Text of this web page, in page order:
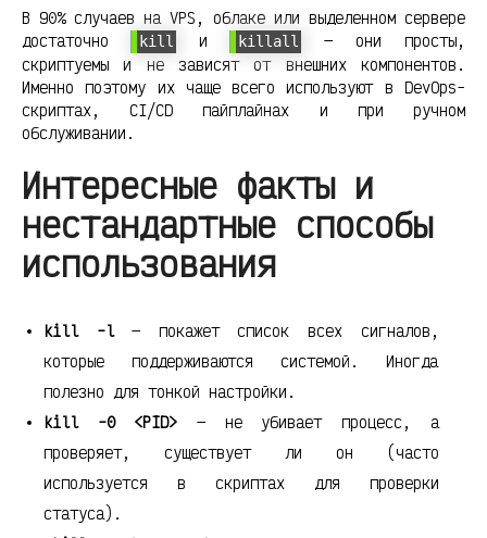
В 90% случаев на VPS, облаке или выделенном сервере
достаточно
kill и killall
— они просты,
скриптуемы и не зависят от внешних компонентов.
Именно поэтому их чаще всего используют в DevOps-
скриптах, CI/CD пайплайнах и при ручном
обслуживании.
Интересные факты и
нестандартные способы
использования
kill -l— покажет список всех сигналов,
которые поддерживаются системой. Иногда
полезно для тонкой настройки.
kill -0 <PID> — не убивает процесс, а
проверяет, существует ли он (часто
используется в скриптах для проверки
статуса).